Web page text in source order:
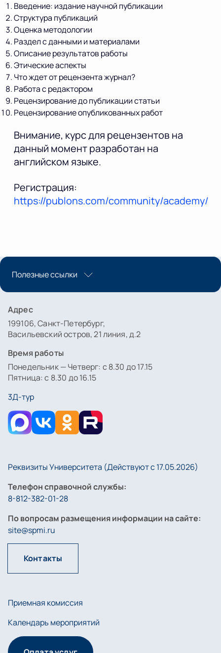
Введение: издание научной публикации
Структура публикаций
Оценка методологии
Раздел с данными и материалами
Описание результатов работы
Этические аспекты
Что ждет от рецензента журнал?
Работа с редактором
Рецензирование до публикации статьи
Рецензирование опубликованных работ
Внимание, курс для рецензентов на
данный момент разработан на
английском языке.
Регистрация:
https://publons.com/community/academy/
Полезные ссылки
Адрес
199106, Санкт-Петербург,
Васильевский остров, 21 линия, д.2
Время работы
Понедельник — Четверг: с 8.30 до 17.15
Пятница: с 8.30 до 16.15
3Д-тур
Реквизиты Университета (Действуют с 17.05.2026)
Телефон справочной службы:
8-812-382-01-28
По вопросам размещения информации на сайте:
site@spmi.ru
Контакты
Приемная комиссия
Календарь мероприятий